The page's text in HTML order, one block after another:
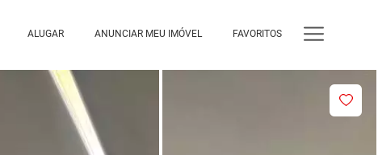
ALUGAR ANUNCIAR MEU IMÓVEL FAVORITOS